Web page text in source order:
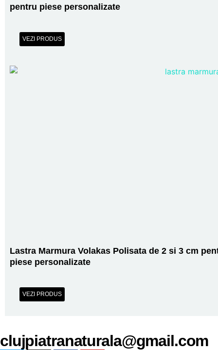
pentru piese personalizate
VEZI PRODUS
Lastra Marmura Volakas Polisata de 2 si 3 cm
piese personalizate
VEZI PRODUS
clujpiatranaturala@gmail.com